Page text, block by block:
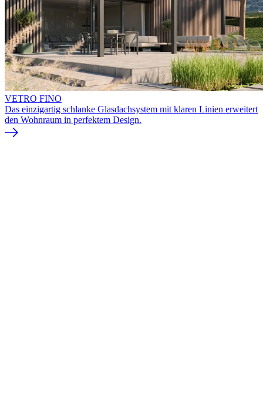
VETRO FINO
Das einzigartig schlanke Glasdachsystem mit klaren Linien erweitert
den Wohnraum in perfektem Design.